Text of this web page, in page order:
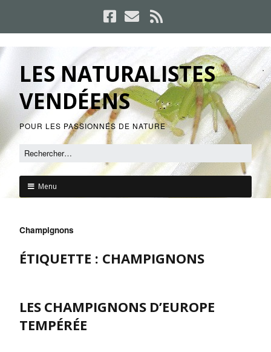
LES NATURALISTES
VENDÉENS
POUR LES PASSIONNÉS DE NATURE
Menu
Champignons
ÉTIQUETTE : CHAMPIGNONS
LES CHAMPIGNONS D’EUROPE
TEMPÉRÉE